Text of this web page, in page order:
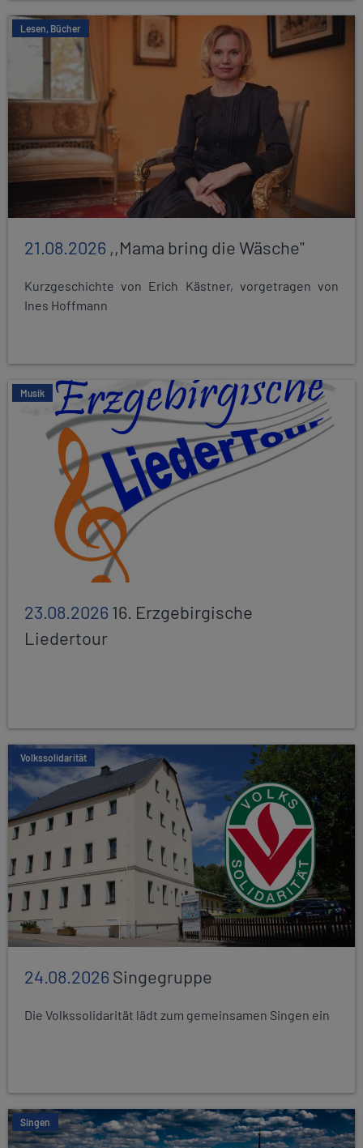
Lesen, Bücher
21.08.2026 ,,Mama bring die Wäsche"
Kurzgeschichte von Erich Kästner, vorgetragen von
Ines Hoffmann
Musik
23.08.202616. Erzgebirgische
Liedertour
Volkssolidarität
24.08.2026Singegruppe
Die Volkssolidarität lädt zum gemeinsamen Singen ein
Singen